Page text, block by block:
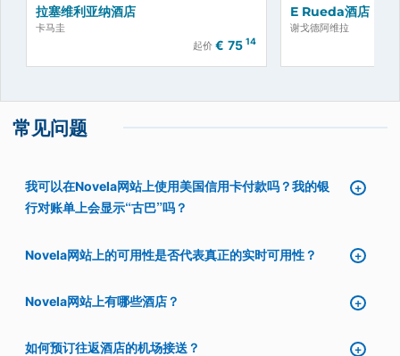
拉塞维利亚纳酒店
卡马圭
起价 € 75 14
E Rueda酒店
谢戈德阿维拉
常见问题
我可以在Novela网站上使用美国信用卡付款吗？我的银
行对账单上会显示“古巴”吗？
Novela网站上的可用性是否代表真正的实时可用性？
Novela网站上有哪些酒店？
如何预订往返酒店的机场接送？